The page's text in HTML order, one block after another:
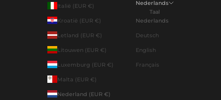
Italië (EUR €)
Kroatië (EUR €)
Letland (EUR €)
Litouwen (EUR €)
Luxemburg (EUR €)
Malta (EUR €)
Nederland (EUR €)
Nederlands
Taal
Nederlands
Deutsch
English
Français